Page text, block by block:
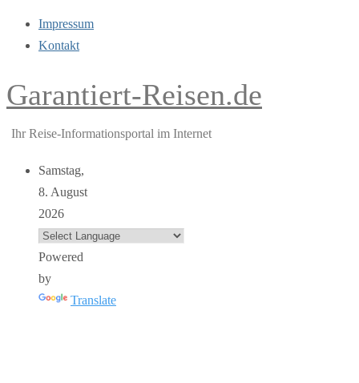
Impressum
Kontakt
Garantiert-Reisen.de
Ihr Reise-Informationsportal im Internet
Samstag,
8. August
2026
Powered
by
Translate